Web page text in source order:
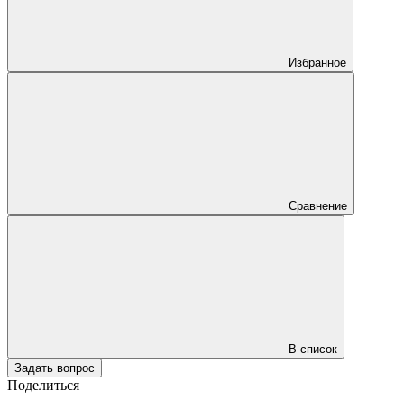
Избранное
Сравнение
В список
Задать вопрос
Поделиться